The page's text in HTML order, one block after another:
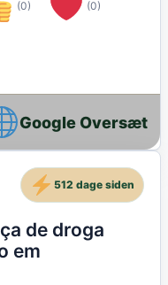
(0) (0)
Google Oversæt
de droga
em
512 dage siden